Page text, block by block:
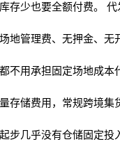
存少也要全额付费。
地管理费、无押金、无
不用承担固定场地成本
存储费用，常规跨境集
步几乎没有仓储固定投